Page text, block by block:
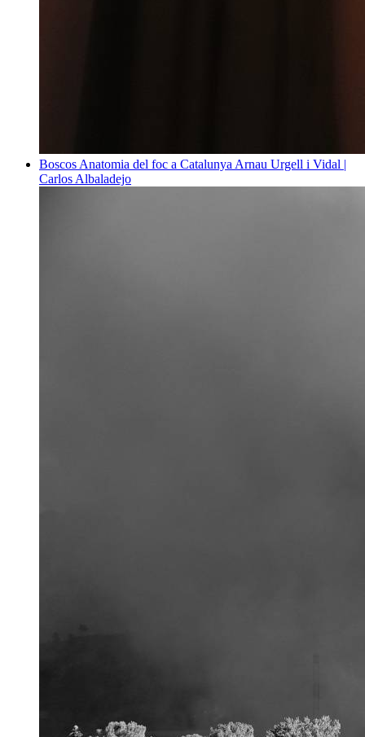
Boscos Anatomia del foc a Catalunya Arnau Urgell i Vidal |
Carlos Albaladejo